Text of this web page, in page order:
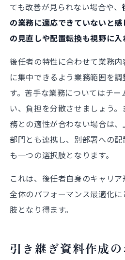
ても改善が見られない場合や、
の業務に適応できていないと
の見直しや配置転換も視野に
後任者の特性に合わせて業務
に集中できるよう業務範囲を
す。苦手な業務についてはチ
い、負担を分散させましょう
務との適性が合わない場合は
部門とも連携し、別部署への
も一つの選択肢となります。
これは、後任者自身のキャリ
全体のパフォーマンス最適化
肢となり得ます。
引き継ぎ資料作成の